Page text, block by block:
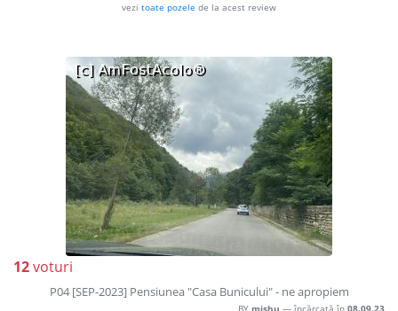
vezi toate pozele de la acest review
12voturi
P04 [SEP-2023] Pensiunea "Casa Bunicului" - ne apropiem
BY mishu — încărcată în 08.09.23